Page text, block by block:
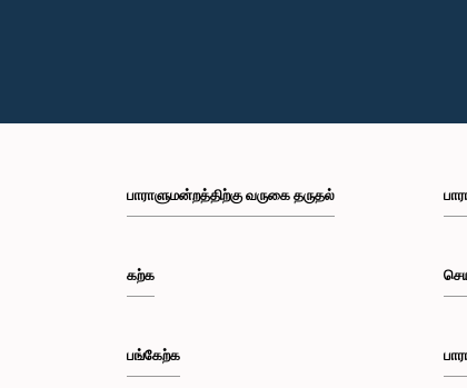
பாராளுமன்றத்திற்கு வருகை தருதல்
கற்க
பங்கேற்க